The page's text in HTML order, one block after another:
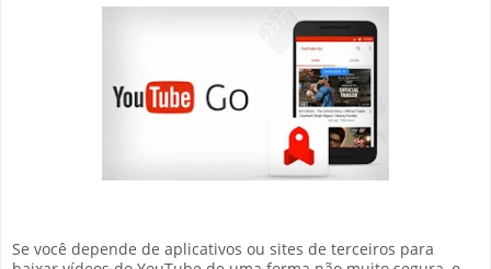
Se você depende de aplicativos ou sites de terceiros para